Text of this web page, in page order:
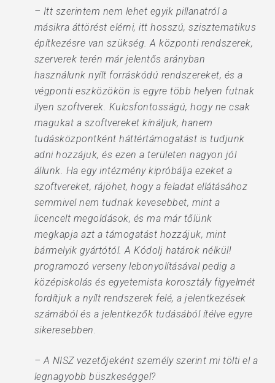
– Itt szerintem nem lehet egyik pillanatról a
másikra áttörést elérni, itt hosszú, szisztematikus
építkezésre van szükség. A központi rendszerek,
szerverek terén már jelentős arányban
használunk nyílt forráskódú rendszereket, és a
végponti eszközökön is egyre több helyen futnak
ilyen szoftverek. Kulcsfontosságú, hogy ne csak
magukat a szoftvereket kínáljuk, hanem
tudásközpontként háttértámogatást is tudjunk
adni hozzájuk, és ezen a területen nagyon jól
állunk. Ha egy intézmény kipróbálja ezeket a
szoftvereket, rájöhet, hogy a feladat ellátásához
semmivel nem tudnak kevesebbet, mint a
licencelt megoldások, és ma már tőlünk
megkapja azt a támogatást hozzájuk, mint
bármelyik gyártótól. A Kódolj határok nélkül!
programozó verseny lebonyolításával pedig a
középiskolás és egyetemista korosztály figyelmét
fordítjuk a nyílt rendszerek felé, a jelentkezések
számából és a jelentkezők tudásából ítélve egyre
sikeresebben.
– A NISZ vezetőjeként személy szerint mi tölti el a
legnagyobb büszkeséggel?